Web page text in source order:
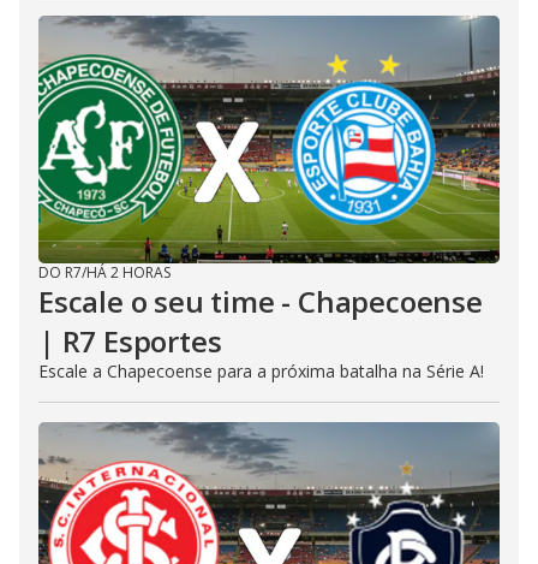
DO R7/HÁ 2 HORAS
Escale o seu time - Chapecoense
| R7 Esportes
Escale a Chapecoense para a próxima batalha na Série A!